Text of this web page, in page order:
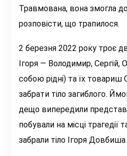
Травмована, вона змогла
розповісти, що трапилося.
2 березня 2022 року троє
Ігоря — Володимир, Сергій,
собою рідні) та їх
забрати тіло загиблого.
дещо випередили
побували на місці трагедії
забрали тіло Ігоря